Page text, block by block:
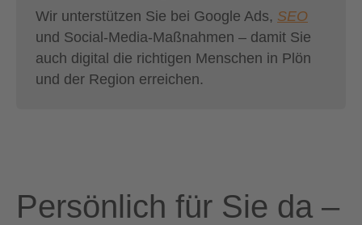
Wir unterstützen Sie bei Google Ads, SEO
und Social-Media-Maßnahmen – damit Sie
auch digital die richtigen Menschen in Plön
und der Region erreichen.
Persönlich für Sie da –